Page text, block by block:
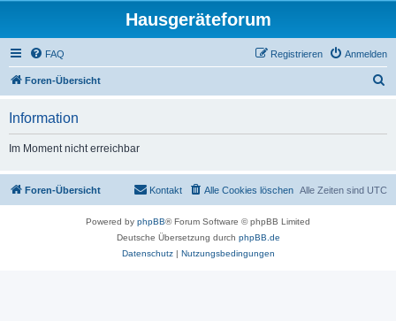
Hausgeräteforum
FAQ Anmelden
Registrieren
Foren-Übersicht
Information
Im Moment nicht erreichbar
Foren-Übersicht Alle Zeiten sind UTC
Alle Cookies löschen
Kontakt
Powered by phpBB® Forum Software © phpBB Limited
Deutsche Übersetzung durch phpBB.de
Datenschutz| Nutzungsbedingungen